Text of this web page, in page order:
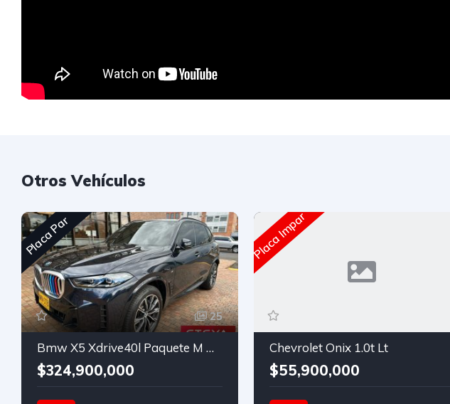
Otros Vehículos
Placa Par
25
Bmw X5 Xdrive40l Paquete M Hibrida Automatico
$324,900,000
Placa Impar
Chevrolet Onix 1.0t Lt
$55,900,000